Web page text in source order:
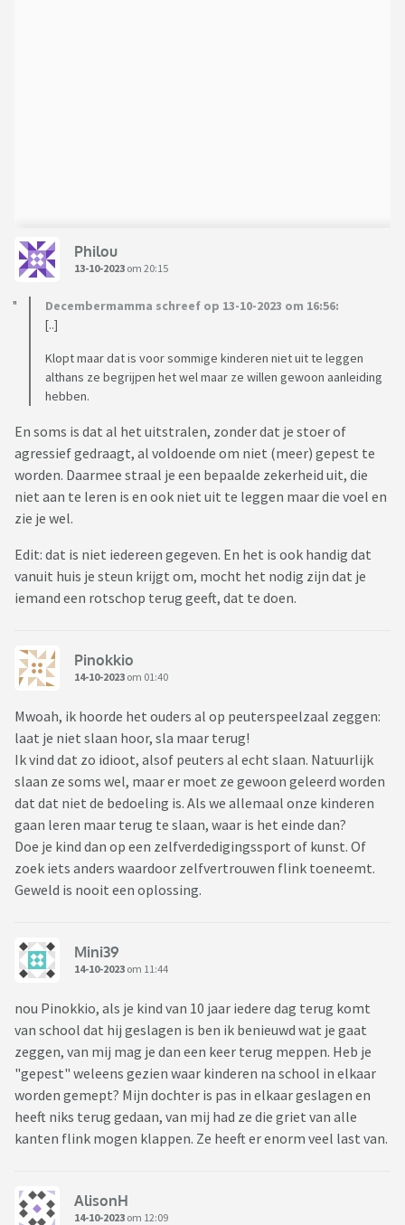
Philou
13-10-2023 om 20:15
Decembermamma schreef op 13-10-2023 om 16:56:
[..]
Klopt maar dat is voor sommige kinderen niet uit te leggen
althans ze begrijpen het wel maar ze willen gewoon aanleiding
hebben.
En soms is dat al het uitstralen, zonder dat je stoer of
agressief gedraagt, al voldoende om niet (meer) gepest te
worden. Daarmee straal je een bepaalde zekerheid uit, die
niet aan te leren is en ook niet uit te leggen maar die voel en
zie je wel.
Edit: dat is niet iedereen gegeven. En het is ook handig dat
vanuit huis je steun krijgt om, mocht het nodig zijn dat je
iemand een rotschop terug geeft, dat te doen.
Pinokkio
14-10-2023 om 01:40
Mwoah, ik hoorde het ouders al op peuterspeelzaal zeggen:
laat je niet slaan hoor, sla maar terug!
Ik vind dat zo idioot, alsof peuters al echt slaan. Natuurlijk
slaan ze soms wel, maar er moet ze gewoon geleerd worden
dat dat niet de bedoeling is. Als we allemaal onze kinderen
gaan leren maar terug te slaan, waar is het einde dan?
Doe je kind dan op een zelfverdedigingssport of kunst. Of
zoek iets anders waardoor zelfvertrouwen flink toeneemt.
Geweld is nooit een oplossing.
Mini39
14-10-2023 om 11:44
nou Pinokkio, als je kind van 10 jaar iedere dag terug komt
van school dat hij geslagen is ben ik benieuwd wat je gaat
zeggen, van mij mag je dan een keer terug meppen. Heb je
"gepest" weleens gezien waar kinderen na school in elkaar
worden gemept? Mijn dochter is pas in elkaar geslagen en
heeft niks terug gedaan, van mij had ze die griet van alle
kanten flink mogen klappen. Ze heeft er enorm veel last van.
AlisonH
14-10-2023 om 12:09